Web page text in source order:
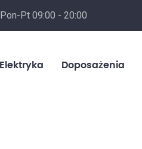
Pon-Pt 09:00 - 20:00
Elektryka Doposażenia